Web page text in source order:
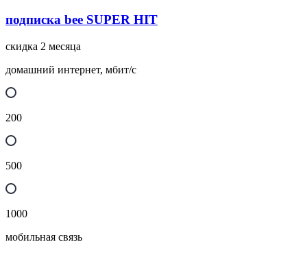
подписка bee SUPER HIT
скидка 2 месяца
домашний интернет, мбит/с
200
500
1000
мобильная связь